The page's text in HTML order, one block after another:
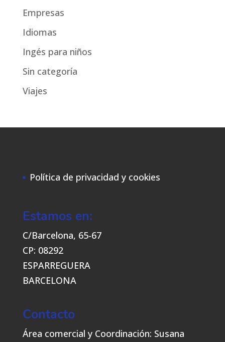
Empresas
Idiomas
Ingés para niños
Sin categoría
Viajes
Política de privacidad y cookies
Estamos en:
C/Barcelona, 65-67
CP: 08292
ESPARREGUERA
BARCELONA
Contacto
Área comercial y Coordinación: Susana